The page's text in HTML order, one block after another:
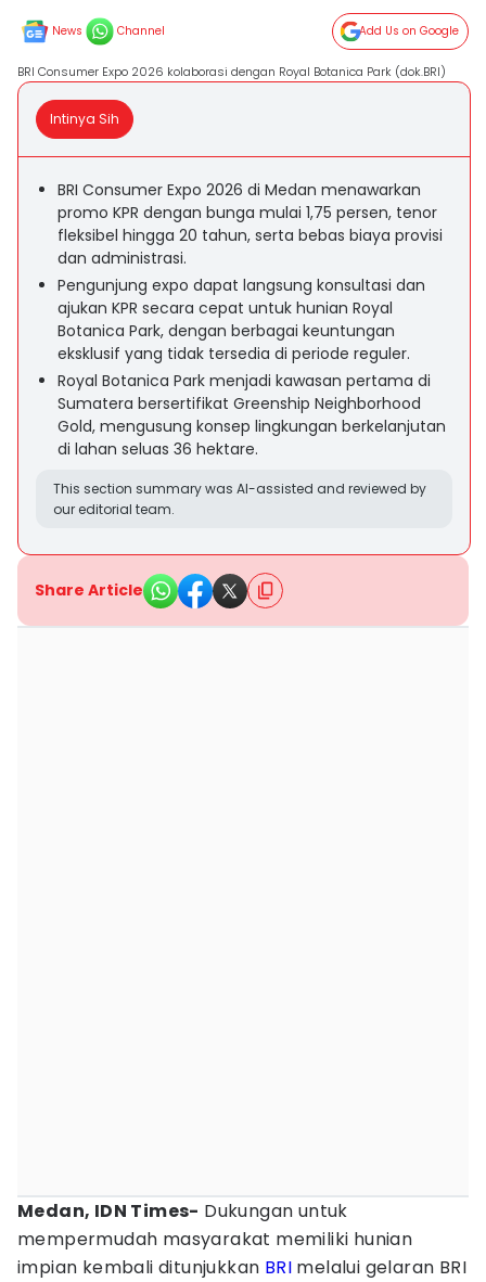
News Channel Add Us on Google
BRI Consumer Expo 2026 kolaborasi dengan Royal Botanica Park (dok.BRI)
Intinya Sih
BRI Consumer Expo 2026 di Medan menawarkan
promo KPR dengan bunga mulai 1,75 persen, tenor
fleksibel hingga 20 tahun, serta bebas biaya provisi
dan administrasi.
Pengunjung expo dapat langsung konsultasi dan
ajukan KPR secara cepat untuk hunian Royal
Botanica Park, dengan berbagai keuntungan
eksklusif yang tidak tersedia di periode reguler.
Royal Botanica Park menjadi kawasan pertama di
Sumatera bersertifikat Greenship Neighborhood
Gold, mengusung konsep lingkungan berkelanjutan
di lahan seluas 36 hektare.
This section summary was AI-assisted and reviewed by
our editorial team.
Share Article
Medan, IDN Times- Dukungan untuk
mempermudah masyarakat memiliki hunian
impian kembali ditunjukkan BRI melalui gelaran BRI